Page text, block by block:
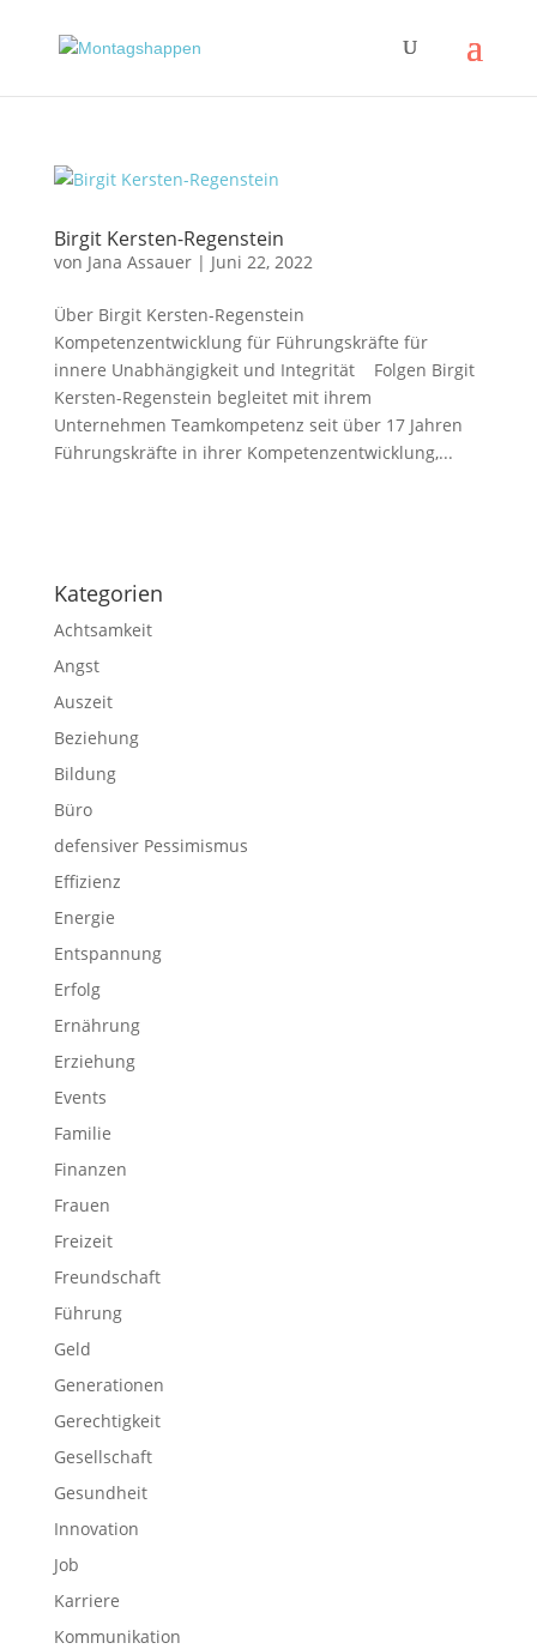
Birgit Kersten-Regenstein
von Jana Assauer| Juni 22, 2022
Über Birgit Kersten-Regenstein
Kompetenzentwicklung für Führungskräfte für
innere Unabhängigkeit und Integrität Folgen Birgit
Kersten-Regenstein begleitet mit ihrem
Unternehmen Teamkompetenz seit über 17 Jahren
Führungskräfte in ihrer Kompetenzentwicklung,...
Kategorien
Achtsamkeit
Angst
Auszeit
Beziehung
Bildung
Büro
defensiver Pessimismus
Effizienz
Energie
Entspannung
Erfolg
Ernährung
Erziehung
Events
Familie
Finanzen
Frauen
Freizeit
Freundschaft
Führung
Geld
Generationen
Gerechtigkeit
Gesellschaft
Gesundheit
Innovation
Job
Karriere
Kommunikation